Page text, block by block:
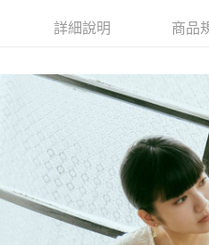
詳細說明 商品